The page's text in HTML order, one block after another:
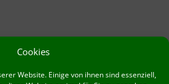
Cookies
Website. Einige von ihnen sind essenziell,